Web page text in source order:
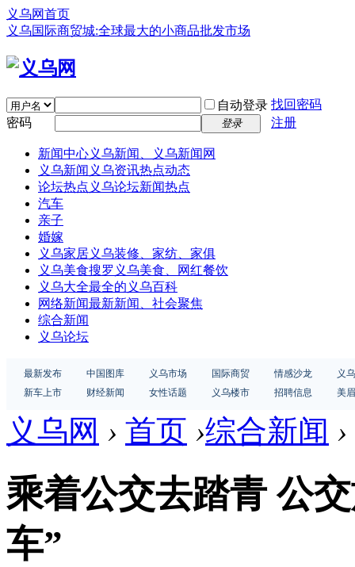
义乌网首页
义乌国际商贸城:全球最大的小商品批发市场
自动登录 找回密码
密码
登录 注册
新闻中心义乌新闻、义乌新闻网
义乌新闻 义乌资讯热点动态
论坛热点 义乌论坛新闻热点
汽车
亲子
婚嫁
义乌家居义乌装修、家纺、家俱
义乌美食搜罗义乌美食、网红餐饮
义乌大全最全的义乌百科
网络新闻最新新闻、社会聚焦
综合新闻
义乌论坛
最新发布 中国图库 义乌市场 国际商贸 情感沙龙
义
新车上市
财经新闻 女性话题 义乌楼市 招聘信息 美
义乌网 › 首页 ›综合新闻 ›
乘着公交去踏青 公
车”